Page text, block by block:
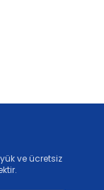
ve ücretsiz